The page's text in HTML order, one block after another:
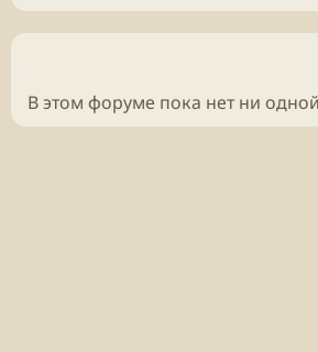
В этом форуме пока нет ни